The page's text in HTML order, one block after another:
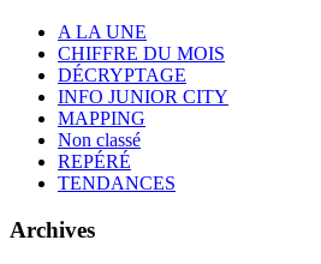
A LA UNE
CHIFFRE DU MOIS
DÉCRYPTAGE
INFO JUNIOR CITY
MAPPING
Non classé
REPÉRÉ
TENDANCES
Archives